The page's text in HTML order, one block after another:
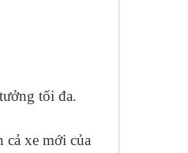
tối đa.
xe mới của